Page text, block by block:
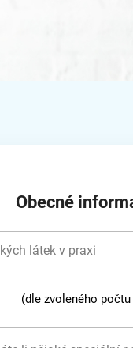
Obecné
látek v praxi
(dle zvoleného